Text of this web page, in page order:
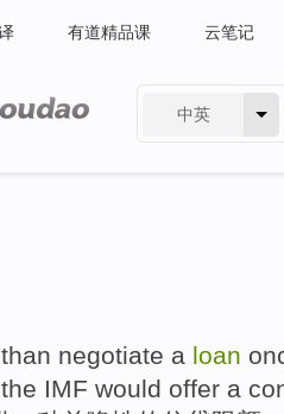
有道精品课 云笔记
中英
than negotiate a loan
the IMF would offer a